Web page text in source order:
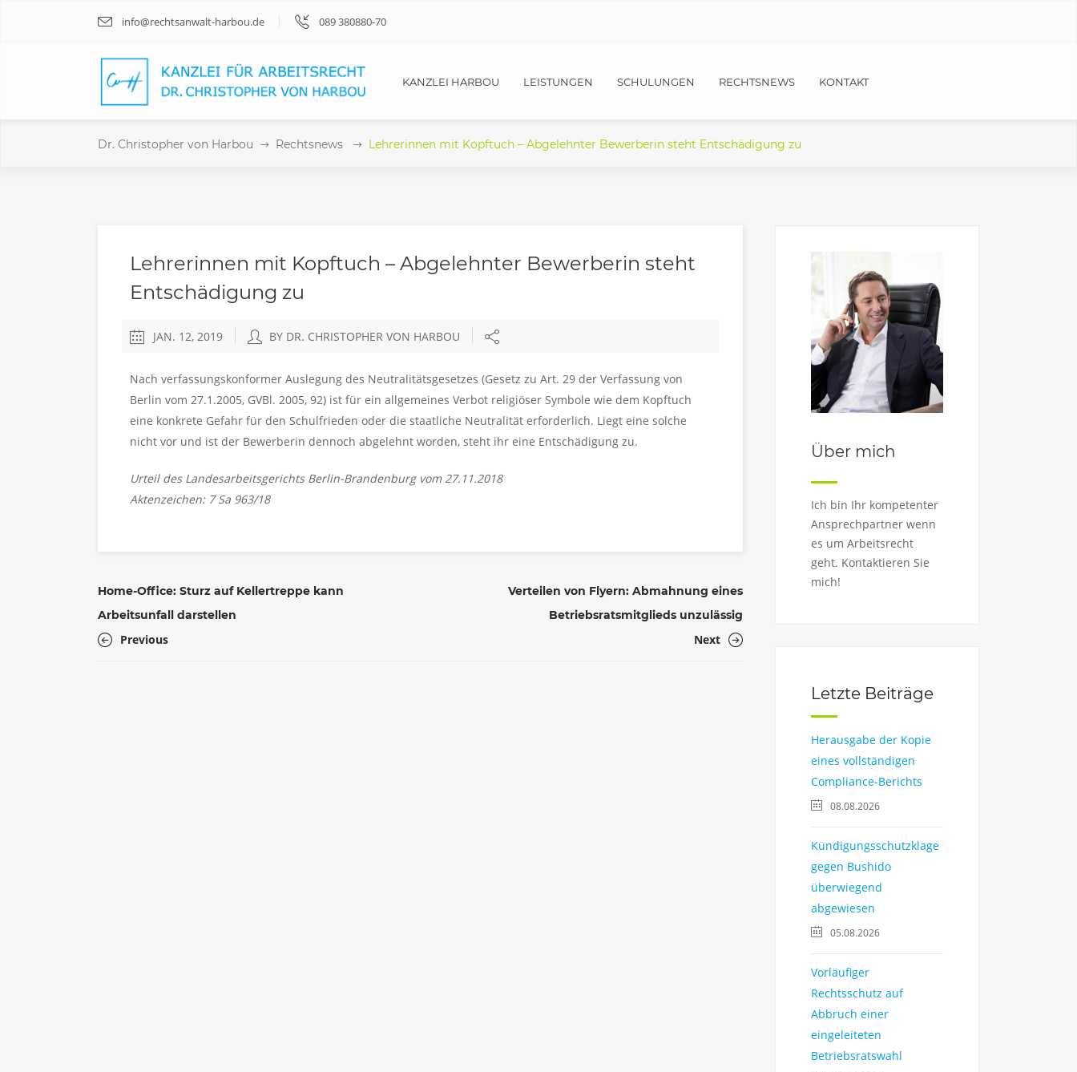
info@rechtsanwalt-harbou.de 089 380880-70
KANZLEI HARBOU LEISTUNGEN SCHULUNGEN RECHTSNEWS KONTAKT
Dr. Christopher von Harbou Rechtsnews Lehrerinnen mit Kopftuch – Abgelehnter Bewerberin steht Entschädigung zu
Lehrerinnen mit Kopftuch – Abgelehnter Bewerberin steht
Entschädigung zu
JAN. 12, 2019 BY DR. CHRISTOPHER VON HARBOU
Nach verfassungskonformer Auslegung des Neutralitätsgesetzes (Gesetz zu Art. 29 der Verfassung von
Berlin vom 27.1.2005, GVBl. 2005, 92) ist für ein allgemeines Verbot religiöser Symbole wie dem Kopftuch
eine konkrete Gefahr für den Schulfrieden oder die staatliche Neutralität erforderlich. Liegt eine solche
nicht vor und ist der Bewerberin dennoch abgelehnt worden, steht ihr eine Entschädigung zu.
Urteil des Landesarbeitsgerichts Berlin-Brandenburg vom 27.11.2018
Aktenzeichen: 7 Sa 963/18
Home-Office: Sturz auf Kellertreppe kann
Arbeitsunfall darstellen
Previous
Verteilen von Flyern: Abmahnung eines
Betriebsratsmitglieds unzulässig
Next
Über mich
Ich bin Ihr kompetenter
Ansprechpartner wenn
es um Arbeitsrecht
geht. Kontaktieren Sie
mich!
Letzte Beiträge
Herausgabe der Kopie
eines vollständigen
Compliance-Berichts
08.08.2026
Kündigungsschutzklage
gegen Bushido
überwiegend
abgewiesen
05.08.2026
Vorläufiger
Rechtsschutz auf
Abbruch einer
eingeleiteten
Betriebsratswahl